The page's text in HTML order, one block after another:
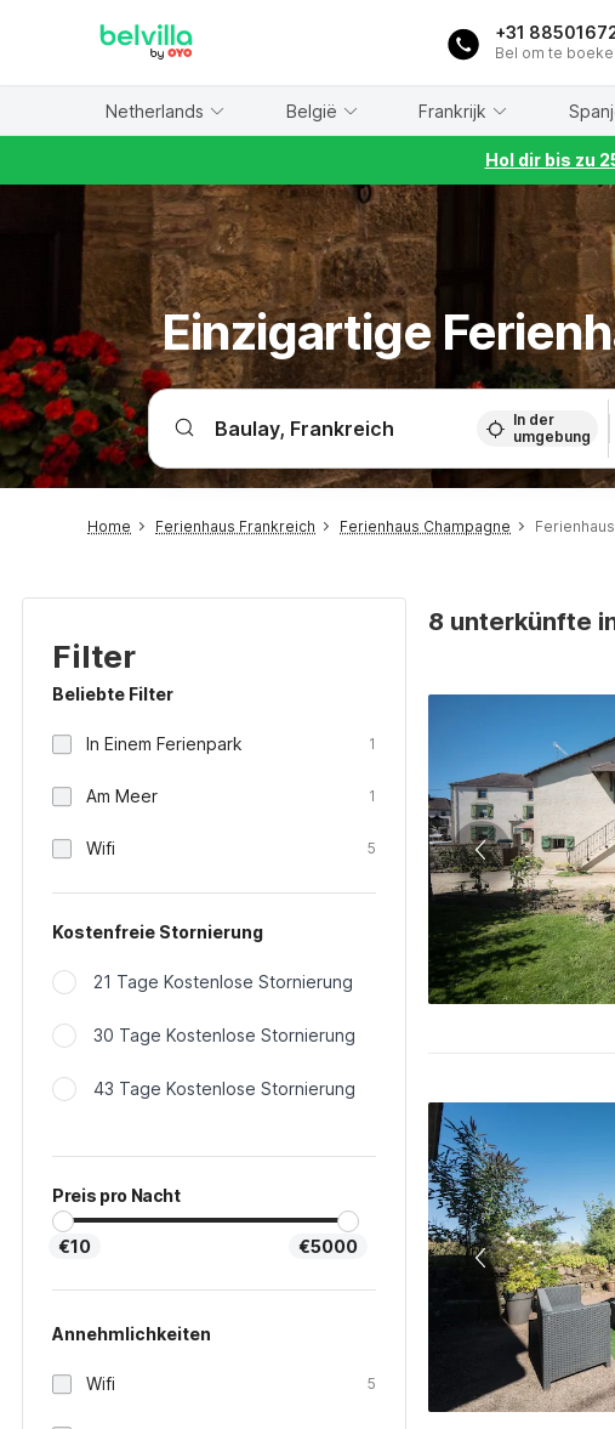
+31
Bel om te
Netherlands België Frankrijk
Hol dir bis zu
Einzigartige
In der
umgebung
Home Ferienhaus Frankreich Ferienhaus Champagne
Filter
Beliebte Filter
In Einem Ferienpark 1
Am Meer 1
Wifi 5
Kostenfreie Stornierung
21 Tage Kostenlose Stornierung
30 Tage Kostenlose Stornierung
43 Tage Kostenlose Stornierung
Preis pro Nacht
€10 €5000
Annehmlichkeiten
Wifi 5
8 unterkünfte